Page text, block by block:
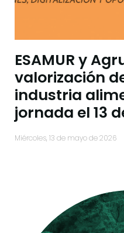
ESAMUR y
valorización
industria
jornada el 13
miércoles, 13 de mayo de 2026